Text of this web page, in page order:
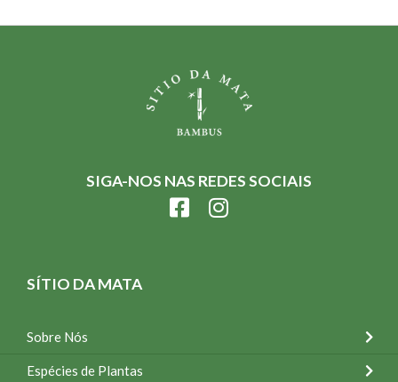
SIGA-NOS NAS REDES SOCIAIS
SÍTIO DA MATA
Sobre Nós
Espécies de Plantas